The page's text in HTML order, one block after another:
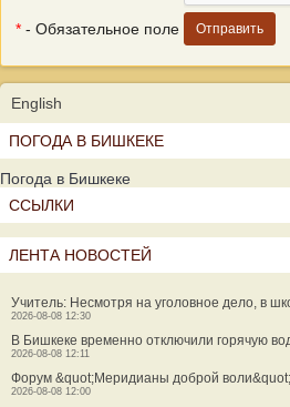
* - Обязательное поле
English
ПОГОДА В БИШКЕКЕ
Погода в Бишкеке
ССЫЛКИ
ЛЕНТА НОВОСТЕЙ
Учитель: Несмотря на уголовное дело, в
2026-08-08 12:30
В Бишкеке временно отключили горячую
2026-08-08 12:11
Форум &quot;Меридианы доброй
2026-08-08 12:00